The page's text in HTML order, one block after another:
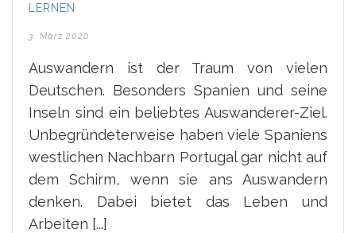
LERNEN
3. März 2020
Auswandern ist der Traum von vielen
Deutschen. Besonders Spanien und seine
Inseln sind ein beliebtes Auswanderer-Ziel.
Unbegründeterweise haben viele Spaniens
westlichen Nachbarn Portugal gar nicht auf
dem Schirm, wenn sie ans Auswandern
denken. Dabei bietet das Leben und
Arbeiten [...]